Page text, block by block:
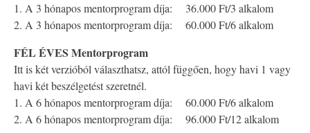
1. A 3 hónapos mentorprogram díja: 36.000 Ft/3 alkalom
2. A 3 hónapos mentorprogram díja: 60.000 Ft/6 alkalom
FÉL ÉVES Mentorprogram
Itt is két verzióból választhatsz, attól függően, hogy havi 1 vagy
havi két beszélgetést szeretnél.
1. A 6 hónapos mentorprogram díja: 60.000 Ft/6 alkalom
2. A 6 hónapos mentorprogram díja: 96.000 Ft/12 alkalom